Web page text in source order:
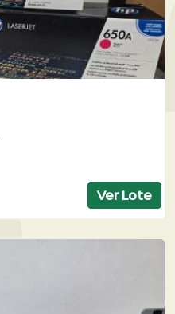
Ver Lote